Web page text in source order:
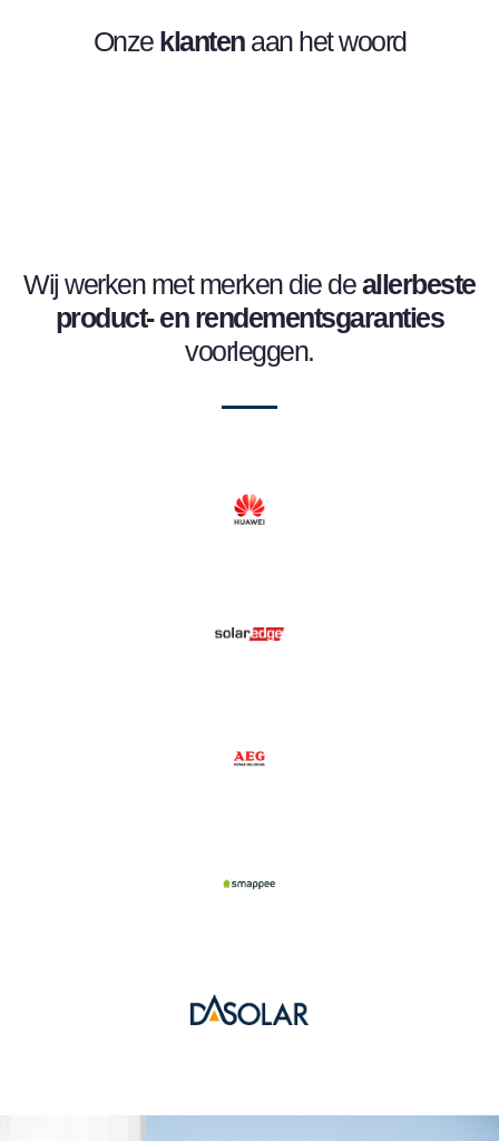
Onze klantenaan het woord
Wij werken met merken die deallerbeste
product- en rendementsgaranties
voorleggen.